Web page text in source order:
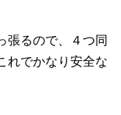
張るので、４つ同
れでかなり安全な